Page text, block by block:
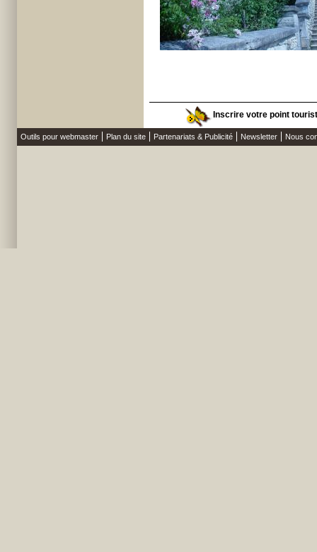
Inscrire votre point
Outils pour webmaster Plan du site Partenariats & Publicité Newsletter Nous